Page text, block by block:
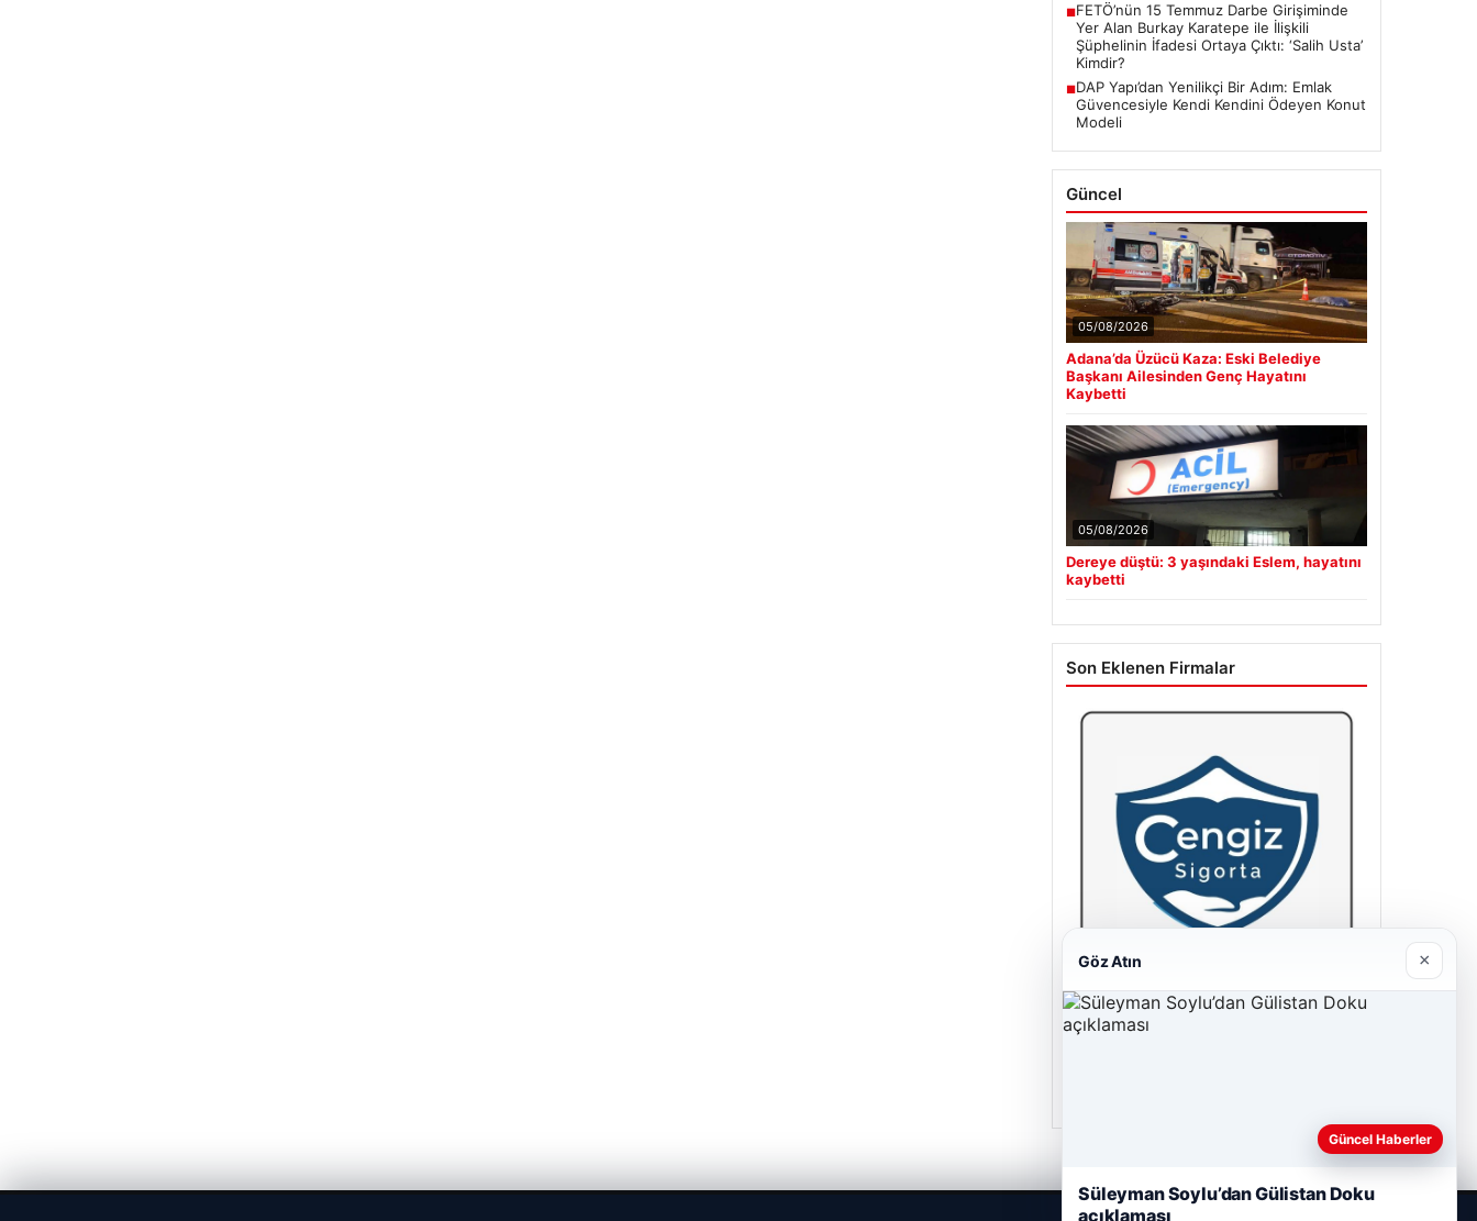
■FETÖ’nün 15 Temmuz Darbe Girişiminde
Yer Alan Burkay Karatepe ile İlişkili
Şüphelinin İfadesi Ortaya Çıktı: ‘Salih Usta’
Kimdir?
■DAP Yapı’dan Yenilikçi Bir Adım: Emlak
Güvencesiyle Kendi Kendini Ödeyen Konut
Modeli
Güncel
05/08/2026
Adana’da Üzücü Kaza: Eski Belediye
Başkanı Ailesinden Genç Hayatını
Kaybetti
05/08/2026
Dereye düştü: 3 yaşındaki Eslem, hayatını
kaybetti
Son Eklenen Firmalar
Cengiz Sigorta
Göz Atın ×
Güncel Haberler
Süleyman Soylu’dan Gülistan Doku
açıklaması